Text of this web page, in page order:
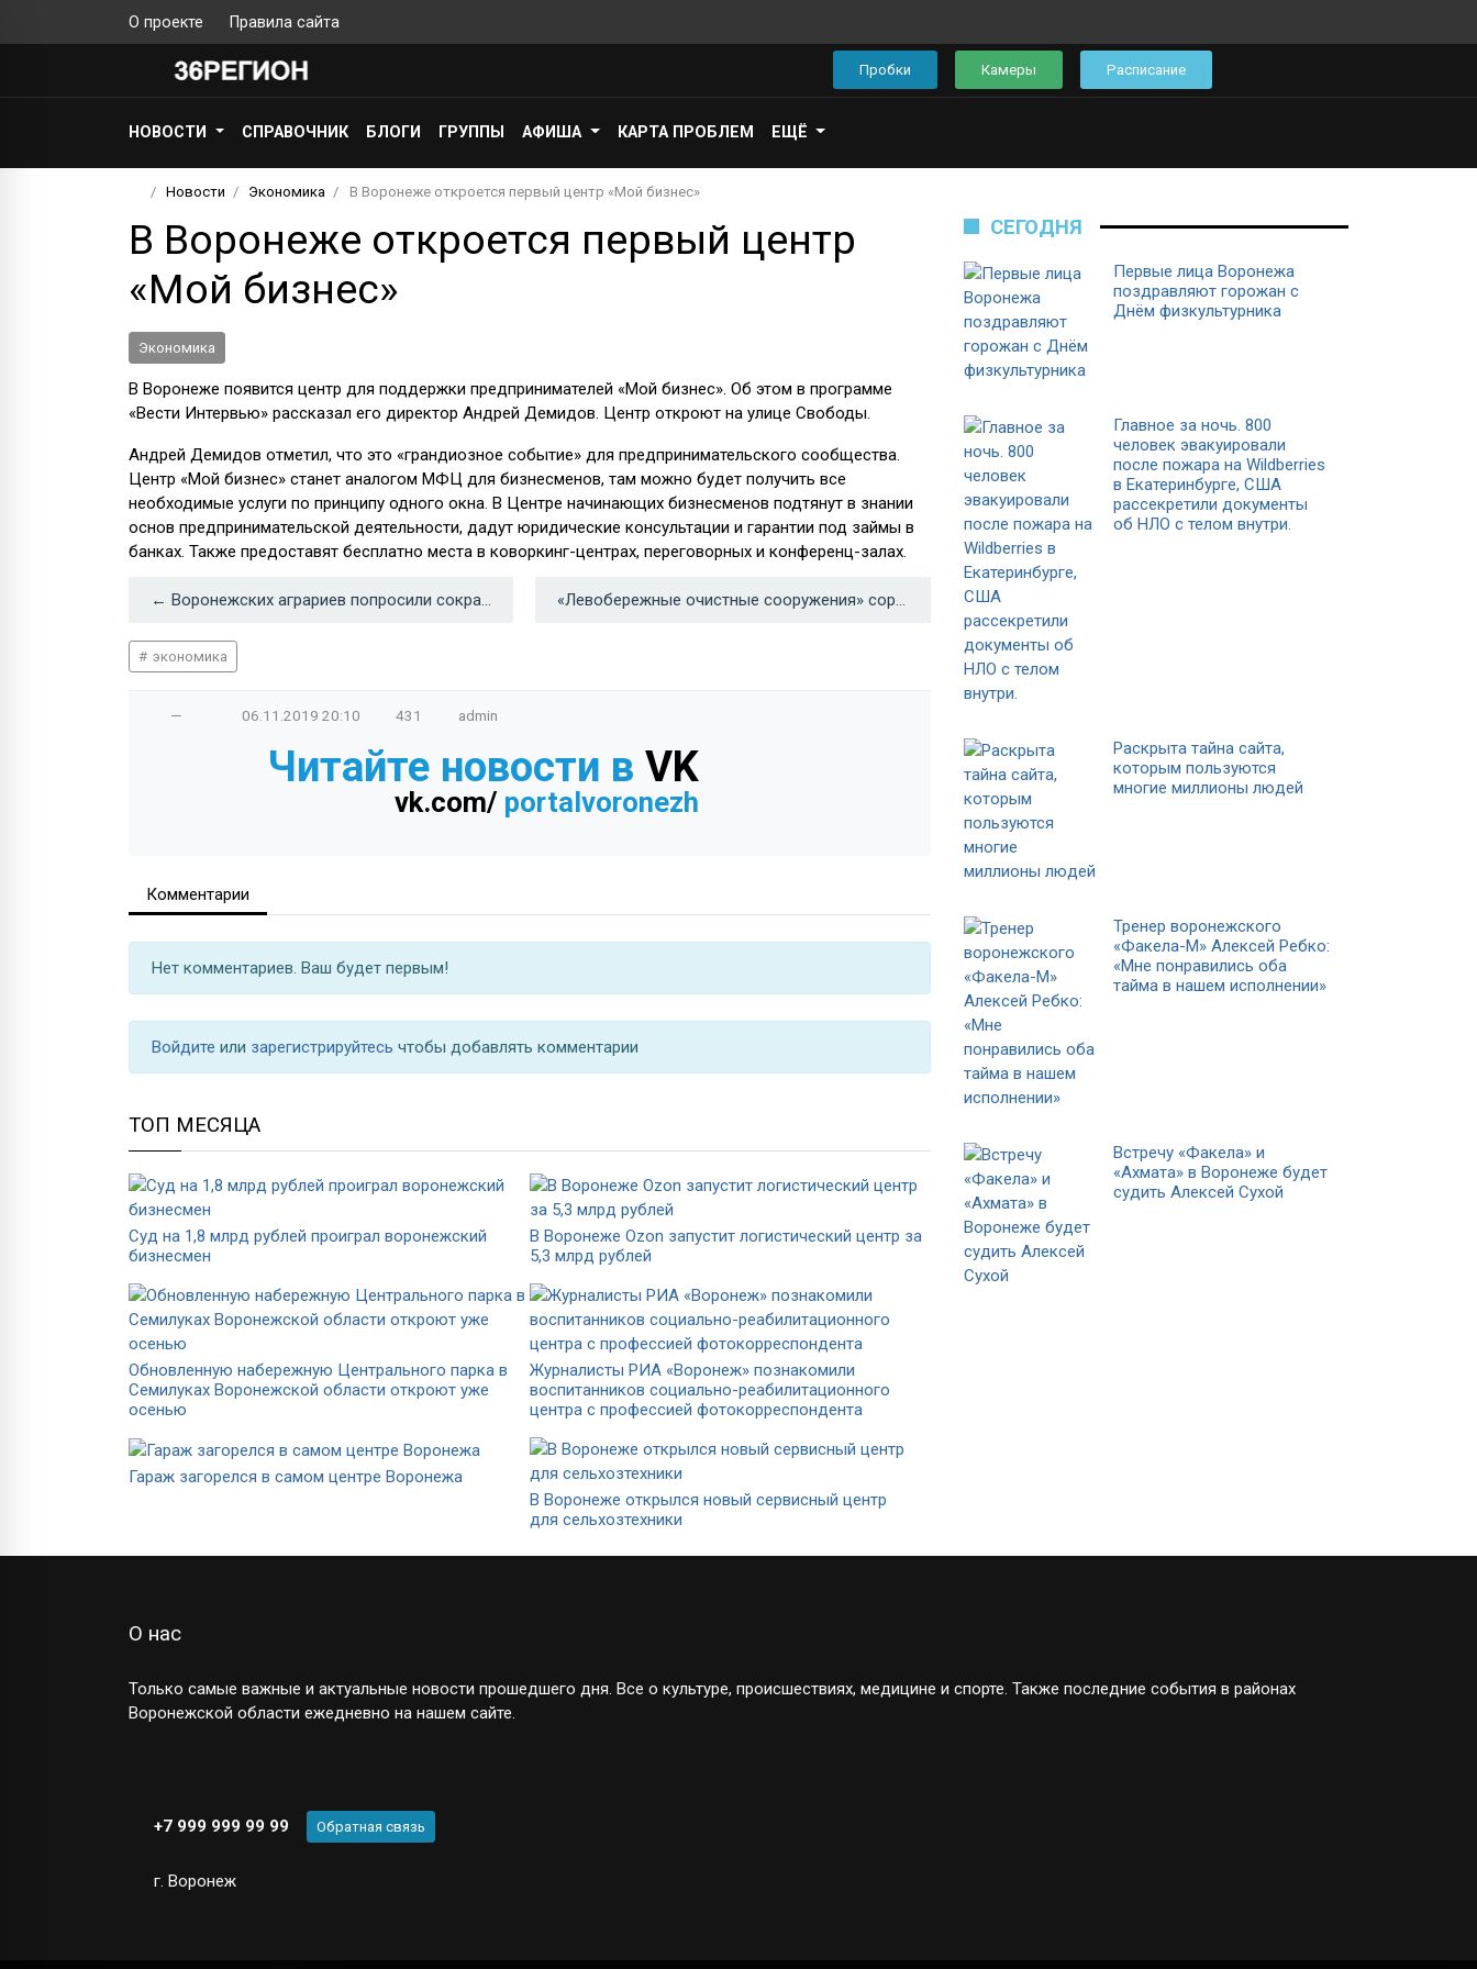
О проекте Правила сайта
Пробки Камеры Расписание
НОВОСТИ СПРАВОЧНИК БЛОГИ ГРУППЫ АФИША КАРТА ПРОБЛЕМ ЕЩЁ
Новости Экономика В Воронеже откроется первый центр «Мой бизнес»
В Воронеже откроется первый центр
«Мой бизнес»
Экономика
В Воронеже появится центр для поддержки предпринимателей «Мой бизнес». Об этом в программе
«Вести Интервью» рассказал его директор Андрей Демидов. Центр откроют на улице Свободы.
Андрей Демидов отметил, что это «грандиозное событие» для предпринимательского сообщества.
Центр «Мой бизнес» станет аналогом МФЦ для бизнесменов, там можно будет получить все
необходимые услуги по принципу одного окна. В Центре начинающих бизнесменов подтянут в знании
основ предпринимательской деятельности, дадут юридические консультации и гарантии под займы в
банках. Также предоставят бесплатно места в коворкинг-центрах, переговорных и конференц-залах.
← Воронежских аграриев попросили сократить посевы сахарной свёклы из-за высоких урожаев «Левобережные очистные сооружения» сорвали график борьбы с вонью в Воронеже →
экономика
— 06.11.2019 20:10 431 admin
Читайте новости в VK
vk.com/ portalvoronezh
Комментарии
Нет комментариев. Ваш будет первым!
Войдите или зарегистрируйтесь чтобы добавлять комментарии
ТОП МЕСЯЦА
Суд на 1,8 млрд рублей проиграл воронежский
бизнесмен
В Воронеже Ozon запустит логистический центр за
5,3 млрд рублей
Обновленную набережную Центрального парка в
Семилуках Воронежской области откроют уже
осенью
Журналисты РИА «Воронеж» познакомили
воспитанников социально-реабилитационного
центра с профессией фотокорреспондента
Гараж загорелся в самом центре Воронежа
В Воронеже открылся новый сервисный центр
для сельхозтехники
СЕГОДНЯ
Первые лица Воронежа
поздравляют горожан с
Днём физкультурника
Главное за ночь. 800
человек эвакуировали
после пожара на Wildberries
в Екатеринбурге, США
рассекретили документы
об НЛО с телом внутри.
Раскрыта тайна сайта,
которым пользуются
многие миллионы людей
Тренер воронежского
«Факела-М» Алексей Ребко:
«Мне понравились оба
тайма в нашем исполнении»
Встречу «Факела» и
«Ахмата» в Воронеже будет
судить Алексей Сухой
О нас
Только самые важные и актуальные новости прошедшего дня. Все о культуре, происшествиях, медицине и спорте. Также последние события в районах
Воронежской области ежедневно на нашем сайте.
+7 999 999 99 99 Обратная связь
г. Воронеж